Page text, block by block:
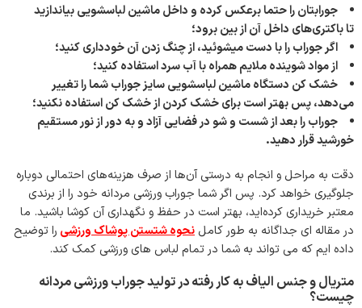
جورابتان را حتما برعکس کرده و داخل ماشین لباسشویی بیاندازید
تا باکتری‌های داخل آن از بین برود؛
اگر جوراب را با دست میشوئید، از چنگ زدن آن خودداری کنید؛
از مواد شوینده ملایم همراه با آب سرد استفاده کنید؛
خشک کن دستگاه ماشین لباسشویی سایز جوراب شما را تغییر
می‌دهد، پس بهتر است برای خشک کردن از خشک کن استفاده نکنید؛
جوراب را بعد از شست و شو در فضایی آزاد و به دور از نور مستقیم
خورشید قرار دهید.
دقت به مراحل و انجام به درستی آ‌ن‌ها از صرف هزینه‌های احتمالی دوباره
جلوگیری خواهد کرد. پس اگر شما جوراب ورزشی مردانه خود را از برندی
معتبر خریداری کرده‌اید، بهتر است در حفظ و نگهداری آن کوشا باشید. ما
در مقاله ای جداگانه به طور کامل نحوه شتستن پوشاک ورزشی را توضیح
داده ایم که می تواند به شما در تمام لباس های ورزشی کمک کند.
متریال و جنس الیاف به کار رفته در تولید جوراب ورزشی مردانه
چیست؟